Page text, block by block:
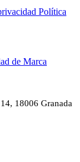
Política
de Marca
18006 Granada